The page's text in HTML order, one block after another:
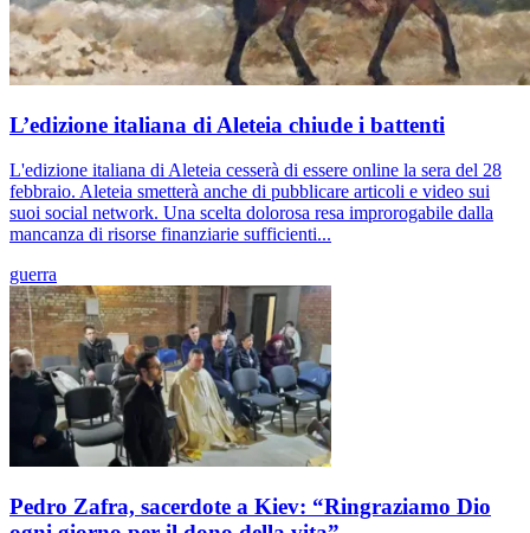
L’edizione italiana di Aleteia chiude i battenti
L'edizione italiana di Aleteia cesserà di essere online la sera del 28
febbraio. Aleteia smetterà anche di pubblicare articoli e video sui
suoi social network. Una scelta dolorosa resa improrogabile dalla
mancanza di risorse finanziarie sufficienti...
guerra
Pedro Zafra, sacerdote a Kiev: “Ringraziamo Dio